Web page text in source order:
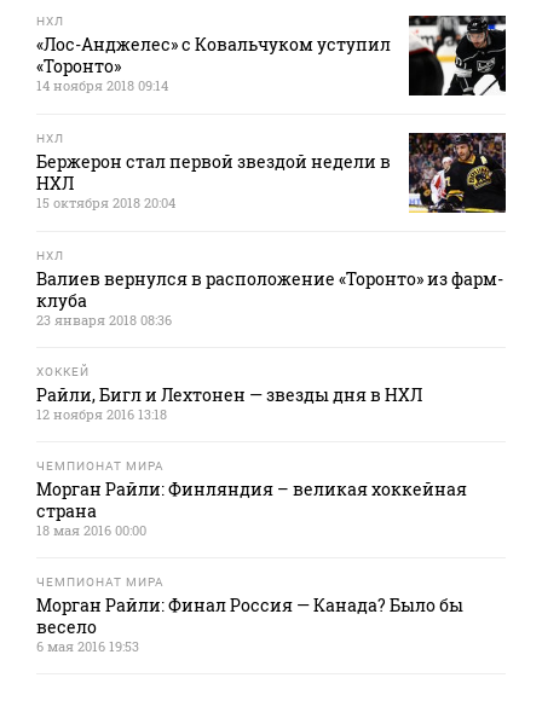
НХЛ
«Лос-Анджелес» с Ковальчуком уступил
«Торонто»
14 ноября 2018 09:14
НХЛ
Бержерон стал первой звездой недели в
НХЛ
15 октября 2018 20:04
НХЛ
Валиев вернулся в расположение «Торонто» из фарм-
клуба
23 января 2018 08:36
ХОККЕЙ
Райли, Бигл и Лехтонен — звезды дня в НХЛ
12 ноября 2016 13:18
ЧЕМПИОНАТ МИРА
Морган Райли: Финляндия – великая хоккейная
страна
18 мая 2016 00:00
ЧЕМПИОНАТ МИРА
Морган Райли: Финал Россия — Канада? Было бы
весело
6 мая 2016 19:53